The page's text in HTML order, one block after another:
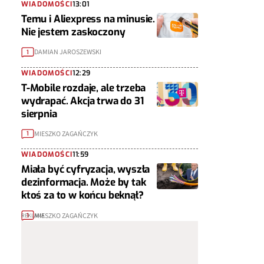
WIADOMOŚCI13:01
Temu i Aliexpress na minusie.
Nie jestem zaskoczony
1 DAMIAN JAROSZEWSKI
WIADOMOŚCI12:29
T-Mobile rozdaje, ale trzeba
wydrapać. Akcja trwa do 31
sierpnia
1 MIESZKO ZAGAŃCZYK
WIADOMOŚCI11:59
Miała być cyfryzacja, wyszła
dezinformacja. Może by tak
ktoś za to w końcu beknął?
1 MIESZKO ZAGAŃCZYK